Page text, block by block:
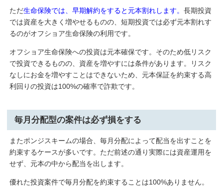
ただ生命保険では、早期解約をすると元本割れします。 長期投資
では資産を大きく増やせるものの、短期投資では必ず元本割れす
るのがオフショア生命保険の利用です。
オフショア生命保険への投資は元本確保です。そのため低リスク
で投資できるものの、資産を増やすには条件があります。リスク
なしにお金を増やすことはできないため、元本保証を約束する高
利回りの投資は100%の確率で詐欺です。
毎月分配型の案件は必ず損をする
またポンジスキームの場合、毎月分配によって配当を出すことを
約束するケースが多いです。ただ前述の通り実際には資産運用を
せず、元本の中から配当を出します。
優れた投資案件で毎月分配を約束することは100%ありません。